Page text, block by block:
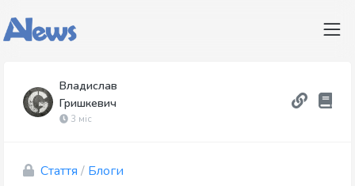
Владислав
Гришкевич
3 міс
Стаття / Блоги